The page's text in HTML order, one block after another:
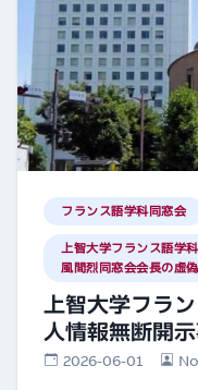
フランス語学科同窓会
上智大学フランス語学
風間烈同窓会会長の虚偽
上智大学フラ
人情報無断開
2026-06-01